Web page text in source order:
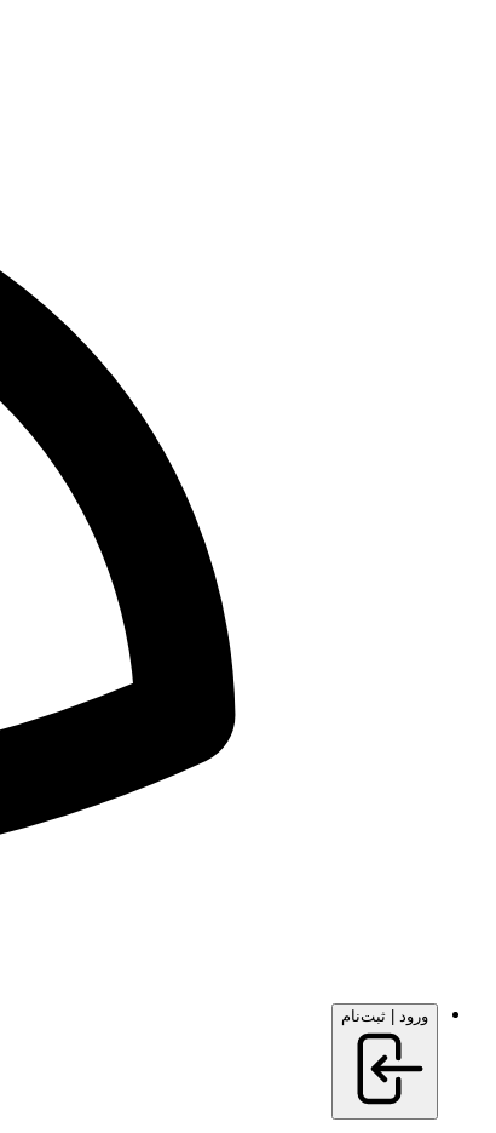
ورود | ثبت‌نام